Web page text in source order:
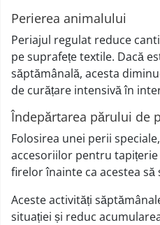
Perierea animalului
Periajul regulat reduce
pe suprafețe textile. Dacă
săptămânală, acesta
de curățare intensivă în
Îndepărtarea părului de
Folosirea unei perii
accesoriilor pentru
firelor înainte ca acestea să
Aceste activități
situației și reduc